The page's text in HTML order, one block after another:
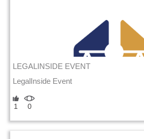
LEGALINSIDE EVENT
LegalInside Event
1 0